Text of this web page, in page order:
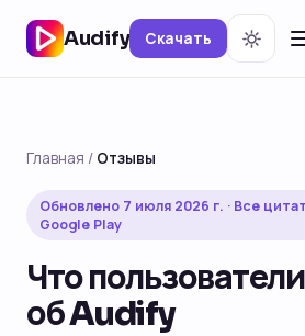
Audify Скачать
Главная / Отзывы
Обновлено 7 июля 2026 г. · Все
Google Play
Что
об Audify